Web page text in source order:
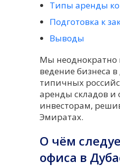
Типы аренды
Подготовка к
Выводы
Мы
ведение бизнеса
типичных
аренды складов и
инвесторам,
Эмиратах.
О чём
офиса в